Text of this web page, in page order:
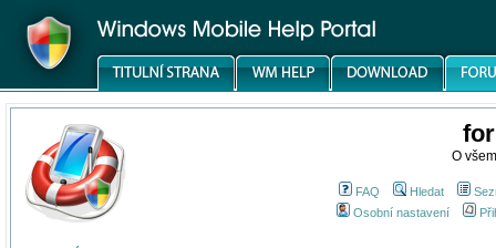
O
FAQ Hledat
Osobní nastavení